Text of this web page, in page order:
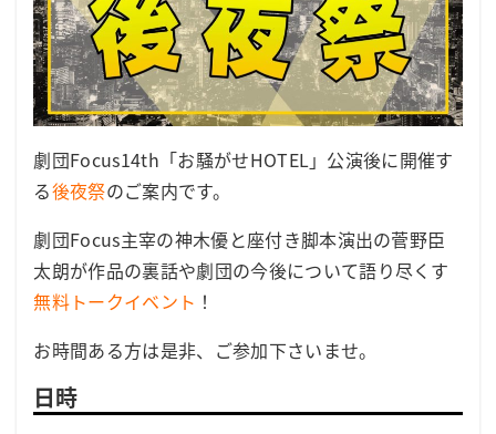
劇団Focus14th「お騒がせHOTEL」公演後に開催す
る後夜祭のご案内です。
劇団Focus主宰の神木優と座付き脚本演出の菅野臣
太朗が作品の裏話や劇団の今後について語り尽くす
無料トークイベント ！
お時間ある方は是非、ご参加下さいませ。
日時